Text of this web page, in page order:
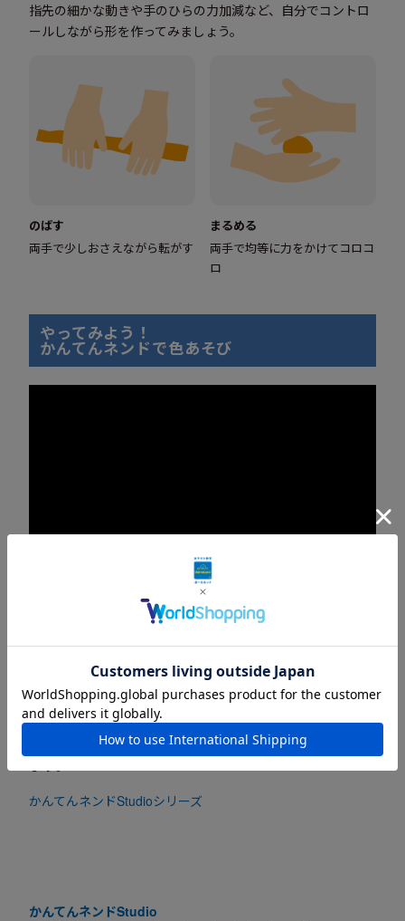
指先の細かな動きや手のひらの力加減など、自分でコントロ
ールしながら形を作ってみましょう。
のばす
両手で少しおさえながら転がす
まるめる
両手で均等に力をかけてコロコ
ロ
やってみよう！
かんてんネンドで色あそび
そのほか、かんてんネンドを楽しむヒント動画はこちら
かんてんネンドStudioシリーズ
1色から買い足しができる単色、3原色＋白の4色セットを
はじめ、たっぷり遊びたい方におすすめの8色セットな
ど、お子さまの興味、遊ぶ人数やシーンにあわせて選べ
かんてんネンドStudioシリーズ
かんてんネンドStudio